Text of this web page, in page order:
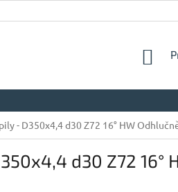
- D350x4,4 d30 Z72 16° HW
d30 Z72 16°